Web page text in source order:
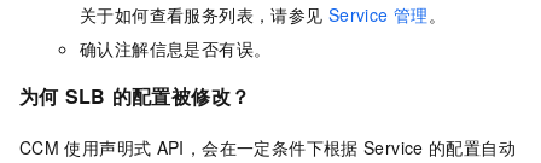
关于如何查看服务列表，请参见 Service 管理。
确认注解信息是否有误。
为何 SLB 的配置被修改？
CCM 使用声明式 API，会在一定条件下根据 Service 的配置自动